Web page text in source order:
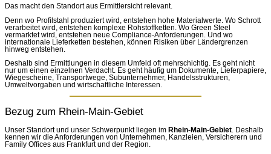
Das macht den Standort aus Ermittlersicht relevant.
Denn wo Profilstahl produziert wird, entstehen hohe Materialwerte. Wo Schrott
verarbeitet wird, entstehen komplexe Rohstoffketten. Wo Green Steel
vermarktet wird, entstehen neue Compliance-Anforderungen. Und wo
internationale Lieferketten bestehen, können Risiken über Ländergrenzen
hinweg entstehen.
Deshalb sind Ermittlungen in diesem Umfeld oft mehrschichtig. Es geht nicht
nur um einen einzelnen Verdacht. Es geht häufig um Dokumente, Lieferpapiere,
Wiegescheine, Transportwege, Subunternehmer, Handelsstrukturen,
Umweltvorgaben und wirtschaftliche Interessen.
Bezug zum Rhein-Main-Gebiet
Unser Standort und unser Schwerpunkt liegen im Rhein-Main-Gebiet. Deshalb
kennen wir die Anforderungen von Unternehmen, Kanzleien, Versicherern und
Family Offices aus Frankfurt und der Region.